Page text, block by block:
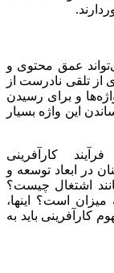
عمق‌ محتوی‌ و
از تلقی نادرست از‌
و برای‌ رسیدن‌
این‌ واژه‌ بسیار
کارآفرینی‌
در ابعاد توسعه‌ و
اشتغال‌ چیست‌؟
است‌؟ اینها،
باید به